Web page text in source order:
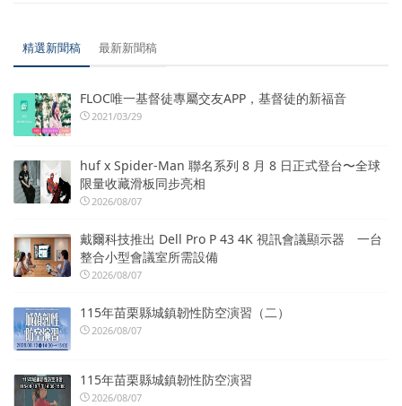
精選新聞稿 最新新聞稿
FLOC唯一基督徒專屬交友APP，基督徒的新福音
2021/03/29
huf x Spider-Man 聯名系列 8 月 8 日正式登台〜全球
限量收藏滑板同步亮相
2026/08/07
戴爾科技推出 Dell Pro P 43 4K 視訊會議顯示器 一台
整合小型會議室所需設備
2026/08/07
115年苗栗縣城鎮韌性防空演習（二）
2026/08/07
115年苗栗縣城鎮韌性防空演習
2026/08/07